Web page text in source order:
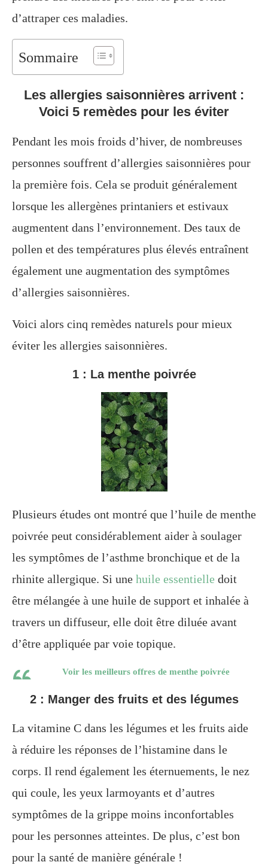
d’attraper ces maladies.
Sommaire
Les allergies saisonnières arrivent :
Voici 5 remèdes pour les éviter
Pendant les mois froids d’hiver, de nombreuses
personnes souffrent d’allergies saisonnières pour
la première fois. Cela se produit généralement
lorsque les allergènes printaniers et estivaux
augmentent dans l’environnement. Des taux de
pollen et des températures plus élevés entraînent
également une augmentation des symptômes
d’allergies saisonnières.
Voici alors cinq remèdes naturels pour mieux
éviter les allergies saisonnières.
1 : La menthe poivrée
Plusieurs études ont montré que l’huile de menthe
poivrée peut considérablement aider à soulager
les symptômes de l’asthme bronchique et de la
rhinite allergique. Si une huile essentielle doit
être mélangée à une huile de support et inhalée à
travers un diffuseur, elle doit être diluée avant
d’être appliquée par voie topique.
Voir les meilleurs offres de menthe poivrée
2 : Manger des fruits et des légumes
La vitamine C dans les légumes et les fruits aide
à réduire les réponses de l’histamine dans le
corps. Il rend également les éternuements, le nez
qui coule, les yeux larmoyants et d’autres
symptômes de la grippe moins inconfortables
pour les personnes atteintes. De plus, c’est bon
pour la santé de manière générale !